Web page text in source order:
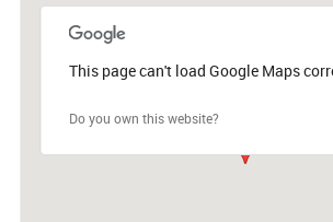
This page can't load Google Maps
Do you own this website?